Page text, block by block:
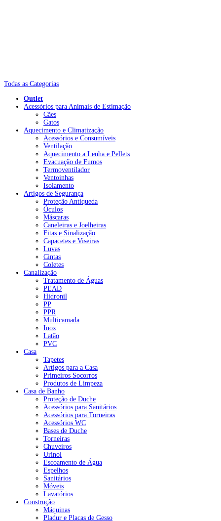
Todas as Categorias
Outlet
Acessórios para Animais de Estimação
Cães
Gatos
Aquecimento e Climatização
Acessórios e Consumíveis
Ventilação
Aquecimento a Lenha e Pellets
Evacuação de Fumos
Termoventilador
Ventoinhas
Isolamento
Artigos de Segurança
Proteção Antiqueda
Óculos
Máscaras
Caneleiras e Joelheiras
Fitas e Sinalização
Capacetes e Viseiras
Luvas
Cintas
Coletes
Canalização
Tratamento de Águas
PEAD
Hidronil
PP
PPR
Multicamada
Inox
Latão
PVC
Casa
Tapetes
Artigos para a Casa
Primeiros Socorros
Produtos de Limpeza
Casa de Banho
Proteção de Duche
Acessórios para Sanitários
Acessórios para Torneiras
Acessórios WC
Bases de Duche
Torneiras
Chuveiros
Urinol
Escoamento de Água
Espelhos
Sanitários
Móveis
Lavatórios
Construção
Máquinas
Pladur e Placas de Gesso